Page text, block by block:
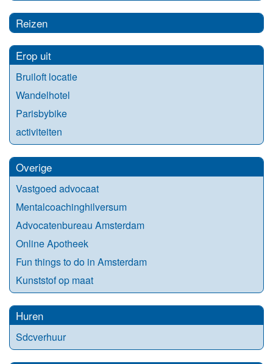
Reizen
Erop uit
Bruiloft locatie
Wandelhotel
Parisbybike
activiteiten
Overige
Vastgoed advocaat
Mentalcoachinghilversum
Advocatenbureau Amsterdam
Online Apotheek
Fun things to do in Amsterdam
Kunststof op maat
Huren
Sdcverhuur